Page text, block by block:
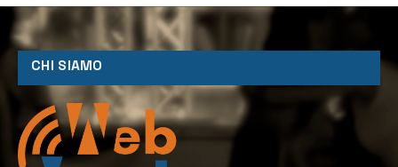
CHI SIAMO